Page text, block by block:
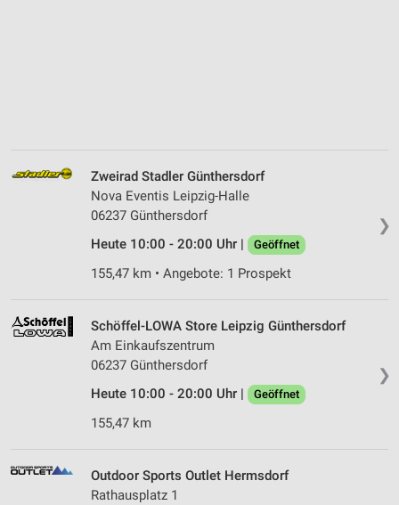
❯
Zweirad Stadler Günthersdorf
Nova Eventis Leipzig-Halle
06237 Günthersdorf
Heute 10:00 - 20:00 Uhr |
Geöffnet
155,47 km • Angebote: 1 Prospekt
❯
Schöffel-LOWA Store Leipzig Günthersdorf
Am Einkaufszentrum
06237 Günthersdorf
Heute 10:00 - 20:00 Uhr |
Geöffnet
155,47 km
Outdoor Sports Outlet Hermsdorf
Rathausplatz 1